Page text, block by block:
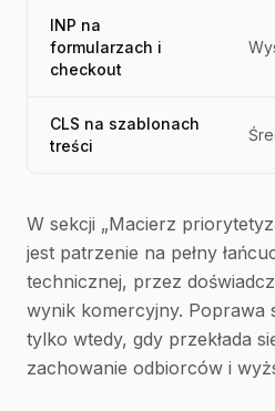
INP na
formularzach i
checkout
CLS na szablonach
treści
W sekcji „Macierz
jest patrzenie na pełny
technicznej, przez
wynik komercyjny. Poprawa
tylko wtedy, gdy przekłada
zachowanie odbiorców i